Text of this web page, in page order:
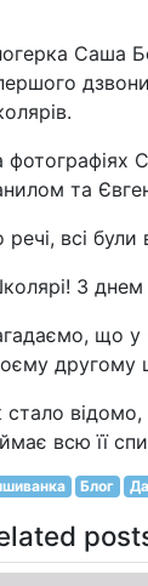
Саша
фотографіях
та
речі, всі
З днем
що у
другому
стало
всю її
Блог